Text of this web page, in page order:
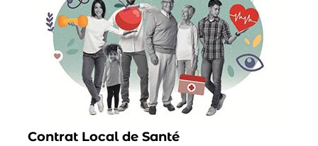
Contrat Local de Santé